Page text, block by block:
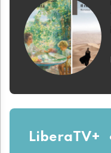
LiberaTV+